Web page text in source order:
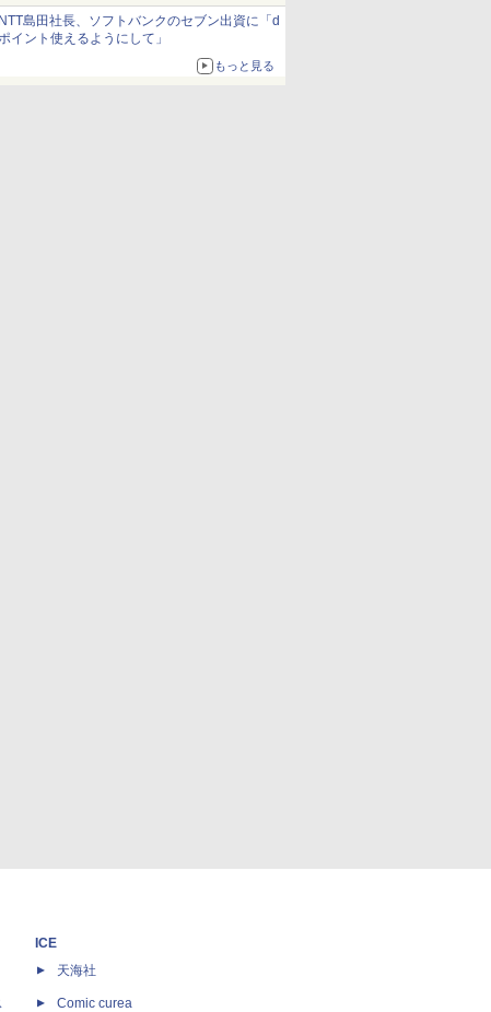
1656kcal、総重量約527g！
NTT島田社長、ソフトバンクのセブン出資に「d
イント使えるようにして」
もっと見る
ICE
天海社
Comic curea